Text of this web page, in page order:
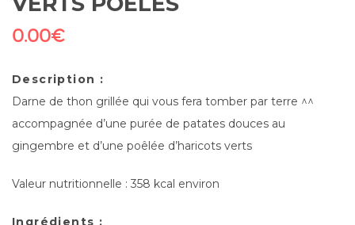
0.00€
Description :
Darne de thon grillée qui vous fera tomber par terre ^^
accompagnée d’une purée de patates douces au
gingembre et d’une poêlée d’haricots verts
Valeur nutritionnelle : 358 kcal environ